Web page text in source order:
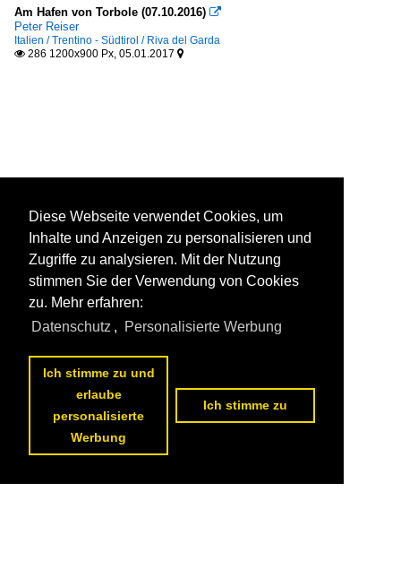
Am Hafen von Torbole (07.10.2016) 
Peter Reiser
Italien / Trentino - Südtirol / Riva del Garda
 286 1200x900 Px, 05.01.2017 
Diese Webseite verwendet Cookies, um
Inhalte und Anzeigen zu personalisieren und
Zugriffe zu analysieren. Mit der Nutzung
stimmen Sie der Verwendung von Cookies
zu. Mehr erfahren:
Datenschutz , Personalisierte Werbung
Ich stimme zu und
erlaube
personalisierte
Werbung
Ich stimme zu